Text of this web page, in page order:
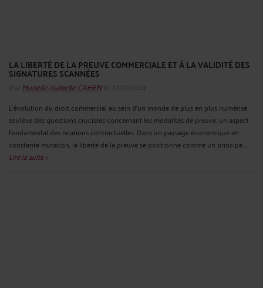
LA LIBERTÉ DE LA PREUVE COMMERCIALE ET À LA VALIDITÉ DES
SIGNATURES SCANNÉES
Par Murielle-Isabelle CAHENle 27/11/2024
L'évolution du droit commercial au sein d'un monde de plus en plus numérisé
soulève des questions cruciales concernant les modalités de preuve, un aspect
fondamental des relations contractuelles. Dans un paysage économique en
constante mutation, la liberté de la preuve se positionne comme un principe ...
Lire la suite >